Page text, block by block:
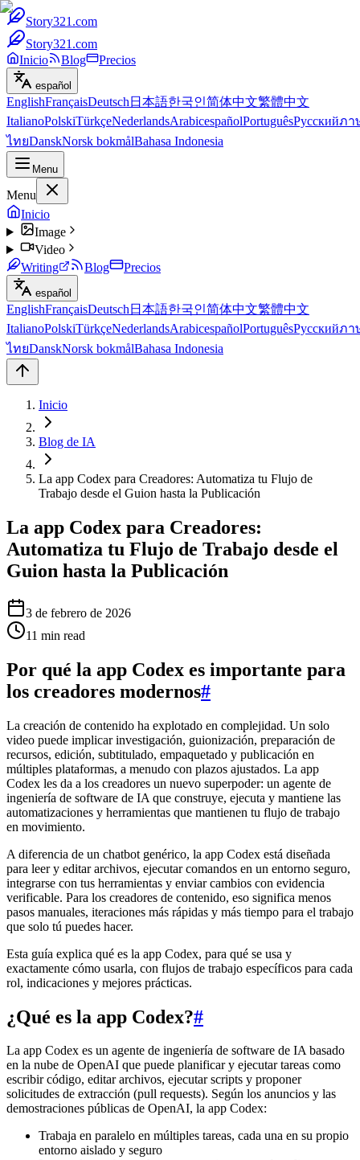
Story321.com
Story321.com
Inicio
Blog Precios
español
EnglishFrançaisDeutsch 日本語한국인简体中文繁體中文
ItalianoPolskiTürkçeNederlandsArabicespañolPortuguêsРусскийภา
ไทยDanskNorsk bokmålBahasa Indonesia
Menu
Menu
Inicio
Image
Video
Writing
Blog Precios
español
EnglishFrançaisDeutsch 日本語한국인简体中文繁體中文
ItalianoPolskiTürkçeNederlandsArabicespañolPortuguêsРусскийภา
ไทยDanskNorsk bokmålBahasa Indonesia
Inicio
Blog de IA
La app Codex para Creadores: Automatiza tu Flujo de
Trabajo desde el Guion hasta la Publicación
La app Codex para Creadores:
Automatiza tu Flujo de Trabajo desde el
Guion hasta la Publicación
3 de febrero de 2026
11 min read
Por qué la app Codex es importante para
los creadores modernos#
La creación de contenido ha explotado en complejidad. Un solo
video puede implicar investigación, guionización, preparación de
recursos, edición, subtitulado, empaquetado y publicación en
múltiples plataformas, a menudo con plazos ajustados. La app
Codex les da a los creadores un nuevo superpoder: un agente de
ingeniería de software de IA que construye, ejecuta y mantiene las
automatizaciones y herramientas que mantienen tu flujo de trabajo
en movimiento.
A diferencia de un chatbot genérico, la app Codex está diseñada
para leer y editar archivos, ejecutar comandos en un entorno seguro,
integrarse con tus herramientas y enviar cambios con evidencia
verificable. Para los creadores de contenido, eso significa menos
pasos manuales, iteraciones más rápidas y más tiempo para el trabajo
que solo tú puedes hacer.
Esta guía explica qué es la app Codex, para qué se usa y
exactamente cómo usarla, con flujos de trabajo específicos para cada
rol, indicaciones y mejores prácticas.
¿Qué es la app Codex?#
La app Codex es un agente de ingeniería de software de IA basado
en la nube de OpenAI que puede planificar y ejecutar tareas como
escribir código, editar archivos, ejecutar scripts y proponer
solicitudes de extracción (pull requests). Según los anuncios y las
demostraciones públicas de OpenAI, la app Codex:
Trabaja en paralelo en múltiples tareas, cada una en su propio
entorno aislado y seguro